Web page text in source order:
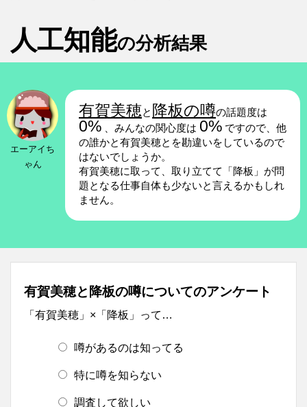
人工知能の分析結果
エーアイち
ゃん
有賀美穂と 降板の噂の話題度は
0% 、みんなの関心度は 0% ですので、他
の誰かと有賀美穂とを勘違いをしているので
はないでしょうか。
有賀美穂に取って、取り立てて「降板」が問
題となる仕事自体も少ないと言えるかもしれ
ません。
有賀美穂と降板の噂についてのアンケート
「有賀美穂」×「降板」って…
噂があるのは知ってる
特に噂を知らない
調査して欲しい